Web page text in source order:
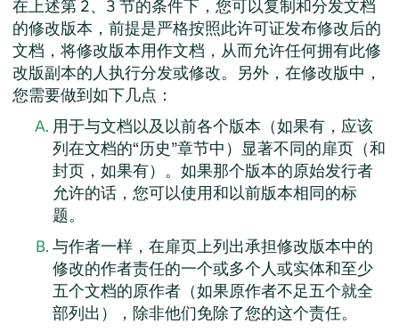
在上述第 2、3 节的条件下，您可以复制和分发文档
的修改版本，前提是严格按照此许可证发布修改后的
文档，将修改版本用作文档，从而允许任何拥有此修
改版副本的人执行分发或修改。另外，在修改版中，
您需要做到如下几点：
用于与文档以及以前各个版本（如果有，应该
列在文档的“历史”章节中）显著不同的扉页（和
封页，如果有）。如果那个版本的原始发行者
允许的话，您可以使用和以前版本相同的标
题。
与作者一样，在扉页上列出承担修改版本中的
修改的作者责任的一个或多个人或实体和至少
五个文档的原作者（如果原作者不足五个就全
部列出），除非他们免除了您的这个责任。